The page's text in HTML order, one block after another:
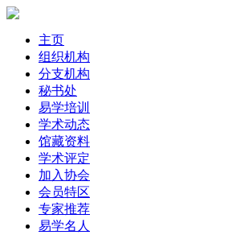
主页
组织机构
分支机构
秘书处
易学培训
学术动态
馆藏资料
学术评定
加入协会
会员特区
专家推荐
易学名人